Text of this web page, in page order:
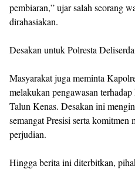
pembiaran,” ujar salah seorang
dirahasiakan.
Desakan untuk Polresta
Masyarakat juga meminta
melakukan pengawasan
Talun Kenas. Desakan ini
semangat Presisi serta komitmen
perjudian.
Hingga berita ini diterbitkan,